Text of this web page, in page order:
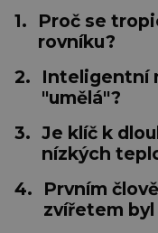
1.
Proč se
rovníku?
2.
Inteligentní
"umělá"?
3. Je klíč k
nízkých
4.
Prvním
zvířetem byl